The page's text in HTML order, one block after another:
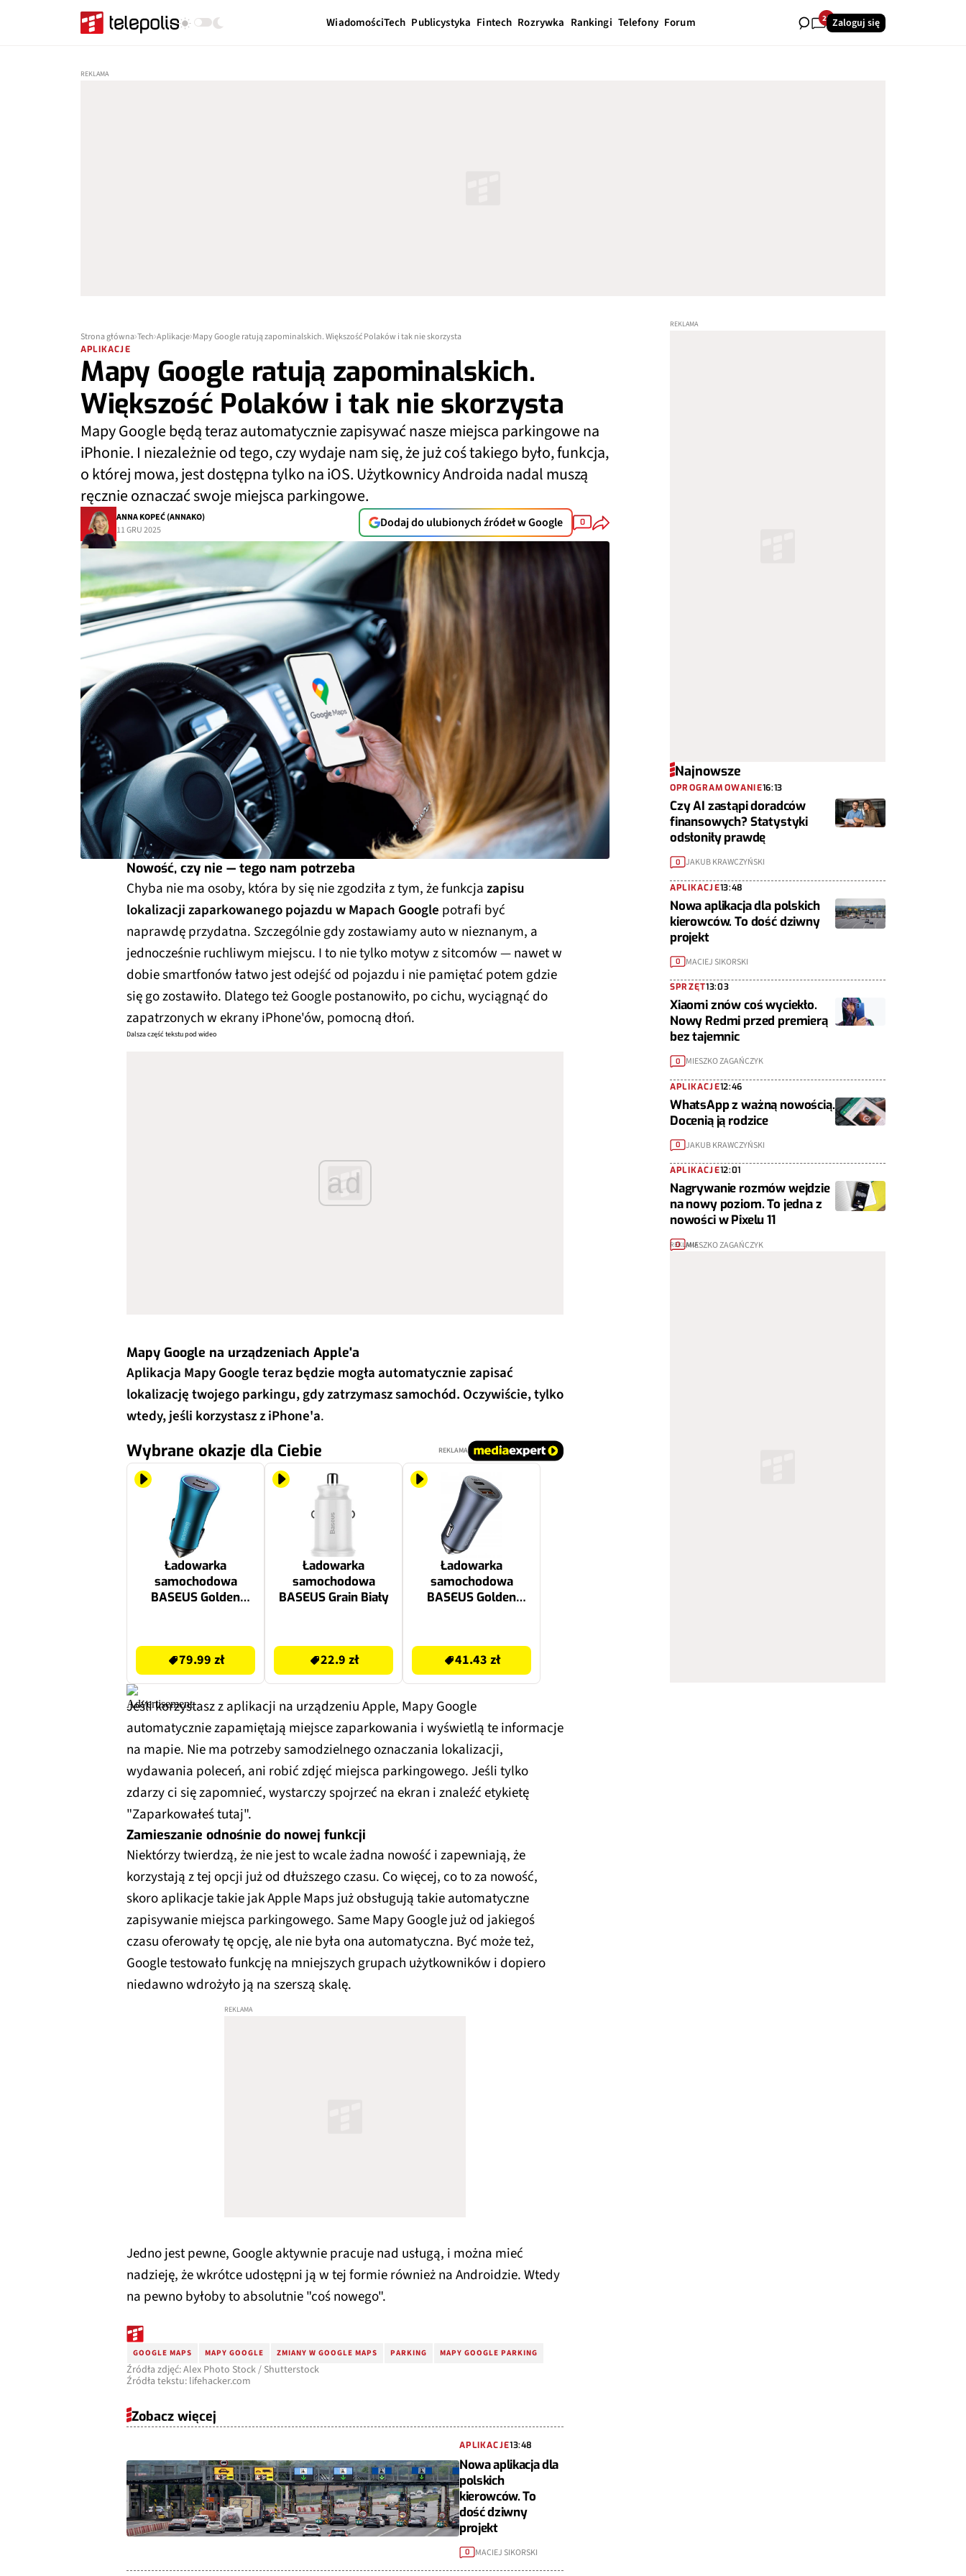
WiadomościTech Publicystyka Fintech Rozrywka Rankingi Telefony Forum 29Zaloguj się
Strona główna Tech Aplikacje Mapy Google ratują zapominalskich. Większość Polaków i tak nie skorzysta
APLIKACJE
Mapy Google ratują zapominalskich.
Większość Polaków i tak nie skorzysta
Mapy Google będą teraz automatycznie zapisywać nasze miejsca parkingowe na
iPhonie. I niezależnie od tego, czy wydaje nam się, że już coś takiego było, funkcja,
o której mowa, jest dostępna tylko na iOS. Użytkownicy Androida nadal muszą
ręcznie oznaczać swoje miejsca parkingowe.
ANNA KOPEĆ (ANNAKO)
11 GRU 2025
Dodaj do ulubionych źródeł w Google 0
Nowość, czy nie — tego nam potrzeba
Chyba nie ma osoby, która by się nie zgodziła z tym, że funkcjazapisu
lokalizacji zaparkowanego pojazdu w Mapach Google potrafi być
naprawdę przydatna. Szczególnie gdy zostawiamy auto w nieznanym, a
jednocześnie ruchliwym miejscu. I to nie tylko motyw z sitcomów — nawet w
dobie smartfonów łatwo jest odejść od pojazdu i nie pamiętać potem gdzie
się go zostawiło. Dlatego też Google postanowiło, po cichu, wyciągnąć do
zapatrzonych w ekrany iPhone'ów, pomocną dłoń.
Dalsza część tekstu pod wideo
ad
Mapy Google na urządzeniach Apple'a
Aplikacja Mapy Google teraz będzie mogła automatycznie zapisać
lokalizację twojego parkingu, gdy zatrzymasz samochód. Oczywiście, tylko
wtedy, jeśli korzystasz z iPhone'a.
Wybrane okazje dla Ciebie REKLAMA
Ładowarka
samochodowa
BASEUS Golden
79.99 zł
Ładowarka
samochodowa
BASEUS Grain Biały
22.9 zł
Ładowarka
samochodowa
BASEUS Golden
1m Czarny
41.43 zł
Jeśli korzystasz z aplikacji na urządzeniu Apple, Mapy Google
automatycznie zapamiętają miejsce zaparkowania i wyświetlą te informacje
na mapie. Nie ma potrzeby samodzielnego oznaczania lokalizacji,
wydawania poleceń, ani robić zdjęć miejsca parkingowego. Jeśli tylko
zdarzy ci się zapomnieć, wystarczy spojrzeć na ekran i znaleźć etykietę
"Zaparkowałeś tutaj".
Zamieszanie odnośnie do nowej funkcji
Niektórzy twierdzą, że nie jest to wcale żadna nowość i zapewniają, że
korzystają z tej opcji już od dłuższego czasu. Co więcej, co to za nowość,
skoro aplikacje takie jak Apple Maps już obsługują takie automatyczne
zapisywanie miejsca parkingowego. Same Mapy Google już od jakiegoś
czasu oferowały tę opcję, ale nie była ona automatyczna. Być może też,
Google testowało funkcję na mniejszych grupach użytkowników i dopiero
niedawno wdrożyło ją na szerszą skalę.
Jedno jest pewne, Google aktywnie pracuje nad usługą, i można mieć
nadzieję, że wkrótce udostępni ją w tej formie również na Androidzie. Wtedy
na pewno byłoby to absolutnie "coś nowego".
GOOGLE MAPS MAPY GOOGLE ZMIANY W GOOGLE MAPS PARKING MAPY GOOGLE PARKING
Źródła zdjęć: Alex Photo Stock / Shutterstock
Źródła tekstu: lifehacker.com
Zobacz więcej
APLIKACJE13:48
Nowa aplikacja dla
polskich
kierowców. To
dość dziwny
projekt
0 MACIEJ SIKORSKI
Najnowsze
OPROGRAMOWANIE16:13
Czy AI zastąpi doradców
finansowych? Statystyki
odsłoniły prawdę
0 JAKUB KRAWCZYŃSKI
APLIKACJE13:48
Nowa aplikacja dla polskich
kierowców. To dość dziwny
projekt
0 MACIEJ SIKORSKI
SPRZĘT13:03
Xiaomi znów coś wyciekło.
Nowy Redmi przed premierą
bez tajemnic
0 MIESZKO ZAGAŃCZYK
APLIKACJE12:46
WhatsApp z ważną nowością.
Docenią ją rodzice
0 JAKUB KRAWCZYŃSKI
APLIKACJE12:01
Nagrywanie rozmów wejdzie
na nowy poziom. To jedna z
nowości w Pixelu 11
0 MIESZKO ZAGAŃCZYK